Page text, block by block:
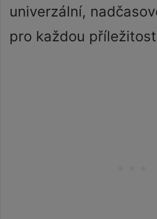
univerzální,
pro každou